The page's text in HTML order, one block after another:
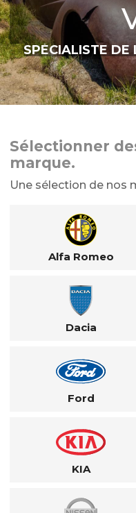
SPÉCIALISTE DE
Sélectionner
marque.
Une sélection de nos
Alfa Romeo
Dacia
Ford
KIA